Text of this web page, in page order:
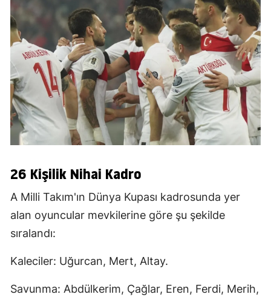
26 Kişilik Nihai Kadro
A Milli Takım'ın Dünya Kupası kadrosunda yer
alan oyuncular mevkilerine göre şu şekilde
sıralandı:
Kaleciler: Uğurcan, Mert, Altay.
Savunma: Abdülkerim, Çağlar, Eren, Ferdi, Merih,